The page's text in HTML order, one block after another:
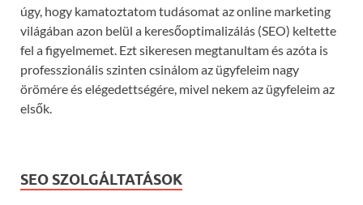
úgy, hogy kamatoztatom tudásomat az online marketing
világában azon belül a keresőoptimalizálás (SEO) keltette
fel a figyelmemet. Ezt sikeresen megtanultam és azóta is
professzionális szinten csinálom az ügyfeleim nagy
örömére és elégedettségére, mivel nekem az ügyfeleim az
elsők.
SEO SZOLGÁLTATÁSOK